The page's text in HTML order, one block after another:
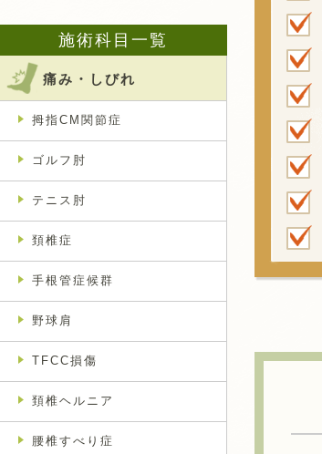
施術科目一覧
痛み・しびれ
拇指CM関節症
ゴルフ肘
テニス肘
頚椎症
手根管症候群
野球肩
TFCC損傷
頚椎ヘルニア
腰椎すべり症